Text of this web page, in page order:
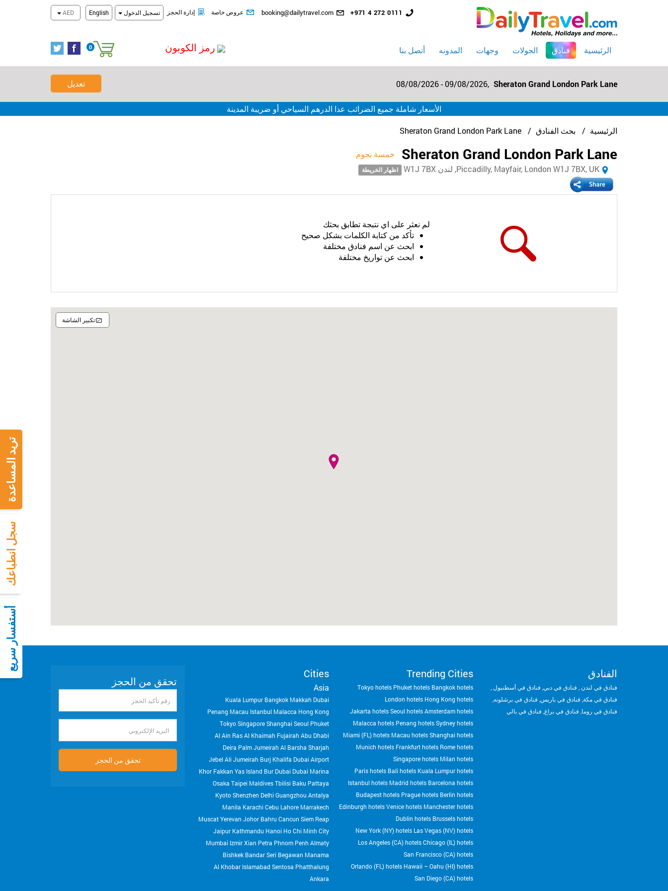
رقم
+971 4 272 0111
البريد
booking@dailytravel.com احدث العروض المخفضة
عروض خاصة تحقق من الحجز
إدارة الحجز تسجيل الدخول English
AED
الرئيسية فنادق(current) الجولات وجهات المدونه أتصل بنا رمز الكوبون سلة التسوق0
Sheraton Grand London Park Lane
08/08/2026 - 09/08/2026, تعديل
الأسعار شاملة جميع الضرائب عدا الدرهم السياحي أو ضريبة المدينة
الرئيسية بحث الفنادق Sheraton Grand London Park Lane
Sheraton Grand London Park Lane
خمسة نجوم
Piccadilly, Mayfair, London W1J 7BX, UK, لندن W1J 7BX
اظهار الخريطة
لم نعثر على اي نتبجة تطابق بحثك
تأكد من كتابة الكلمات بشكل صحيح
ابحث عن اسم فنادق مختلفة
ابحث عن تواريخ مختلفة
تكبير الشاشة
الفنادق
فنادق في لندن فنادق في دبي فنادق في أسطنبول
فنادق في مكة فنادق في باريس فنادق في برشلونه
فنادق في روما فنادق في براغ فنادق في بالي
Trending Cities
Bangkok hotels
Phuket hotels
Tokyo hotels
Hong Kong hotels
London hotels
Amsterdam hotels
Seoul hotels
Jakarta hotels
Sydney hotels
Penang hotels
Malacca hotels
Shanghai hotels
Macau hotels
Miami (FL) hotels
Rome hotels
Frankfurt hotels
Munich hotels
Milan hotels
Singapore hotels
Kuala Lumpur hotels
Bali hotels
Paris hotels
Barcelona hotels
Madrid hotels
Istanbul hotels
Berlin hotels
Prague hotels
Budapest hotels
Manchester hotels
Venice hotels
Edinburgh hotels
Brussels hotels
Dublin hotels
Las Vegas (NV) hotels
New York (NY) hotels
Chicago (IL) hotels
Los Angeles (CA) hotels
San Francisco (CA) hotels
Hawaii – Oahu (HI) hotels
Orlando (FL) hotels
San Diego (CA) hotels
Cities
Asia
Dubai
Makkah
Bangkok
Kuala Lumpur
Hong Kong
Malacca
Istanbul
Macau
Penang
Phuket
Seoul
Shanghai
Singapore
Tokyo
Abu Dhabi
Fujairah
Ras Al Khaimah
Al Ain
Sharjah
Al Barsha
Palm Jumeirah
Deira
Dubai Airport
Burj Khalifa
Jumeirah
Jebel Ali
Dubai Marina
Bur Dubai
Yas Island
Khor Fakkan
Pattaya
Baku
Tbilisi
Maldives
Taipei
Osaka
Antalya
Guangzhou
Delhi
Shenzhen
Kyoto
Marrakech
Lahore
Cebu
Karachi
Manila
Siem Reap
Cancun
Johor Bahru
Yerevan
Muscat
Ho Chi Minh City
Hanoi
Kathmandu
Jaipur
Almaty
Phnom Penh
Petra
Xian
Izmir
Mumbai
Manama
Bandar Seri Begawan
Bishkek
Phatthalung
Sentosa
Islamabad
Al Khobar
Ankara
تحقق من الحجز
تأكيد
الحجز
الإلكتروني
تحقق من الحجز
تريد المساعدة
سجل انطباعك
أستفسار سريع